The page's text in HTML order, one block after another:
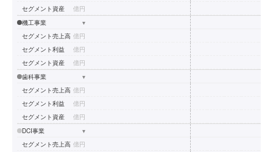
セグメント資産
億円
機工事業
▾
セグメント売上高 億円
セグメント利益
億円
セグメント資産
億円
歯科事業
▾
セグメント売上高 億円
セグメント利益
億円
セグメント資産
億円
DCI事業
▾
セグメント売上高 億円